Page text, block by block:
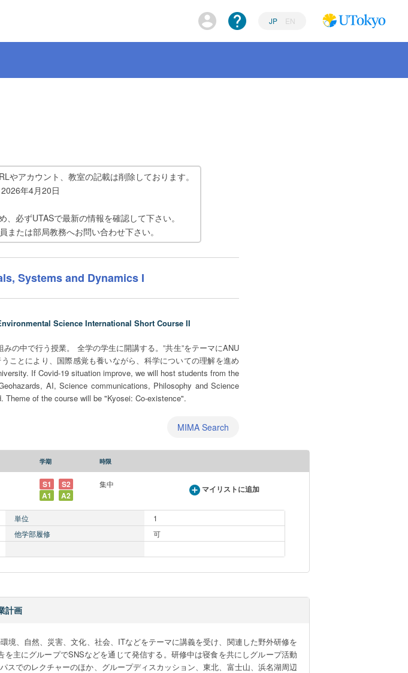
JP EN
やアカウント、教室の記載は削除しております。
年4月20日
必ずUTASで最新の情報を確認して下さい。
または部局教務へお問い合わせ下さい。
Systems and Dynamics I
Science International Short Course II
の中で行う授業。 全学の学生に開講する。”共生”をテーマにANU
ことにより、国際感覚も養いながら、科学についての理解を進め
If Covid-19 situation improve, we will host students from the
AI, Science communications, Philosophy and Science
of the course will be "Kyosei: Co-existence".
MIMA Search
学期 時限
S1
S2
A1
A2
集中 マイリストに追加
単位
1
他学部履修
可
計画
、自然、災害、文化、社会、ITなどをテーマに講義を受け、関連した野外研修を
主にグループでSNSなどを通じて発信する。研修中は寝食を共にしグループ活動
スでのレクチャーのほか、グループディスカッション、東北、富士山、浜名湖周辺